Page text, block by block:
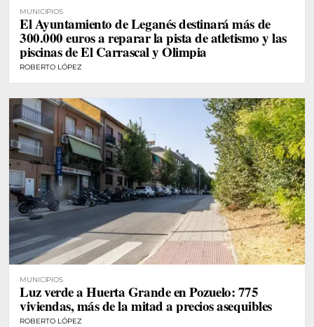
MUNICIPIOS
El Ayuntamiento de Leganés destinará más de
300.000 euros a reparar la pista de atletismo y las
piscinas de El Carrascal y Olimpia
ROBERTO LÓPEZ
MUNICIPIOS
Luz verde a Huerta Grande en Pozuelo: 775
viviendas, más de la mitad a precios asequibles
ROBERTO LÓPEZ